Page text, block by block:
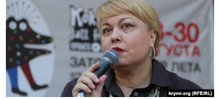
SÜRET
BLOGLAR
FİKİR
Русский
Українською